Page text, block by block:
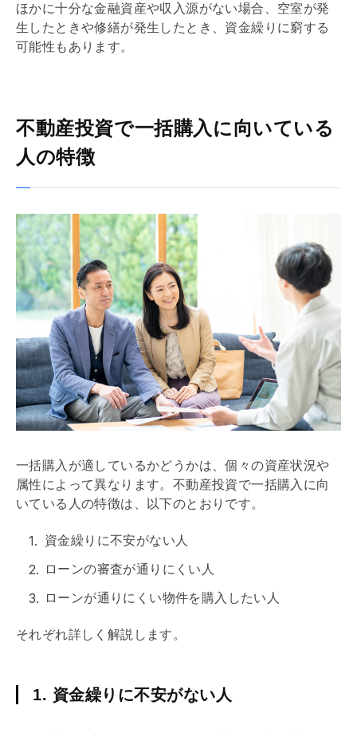
ほかに十分な金融資産や収入源がない場合、空室が発
生したときや修繕が発生したとき、資金繰りに窮する
可能性もあります。
不動産投資で一括購入に向いている
人の特徴
一括購入が適しているかどうかは、個々の資産状況や
属性によって異なります。不動産投資で一括購入に向
いている人の特徴は、以下のとおりです。
資金繰りに不安がない人
ローンの審査が通りにくい人
ローンが通りにくい物件を購入したい人
それぞれ詳しく解説します。
1. 資金繰りに不安がない人